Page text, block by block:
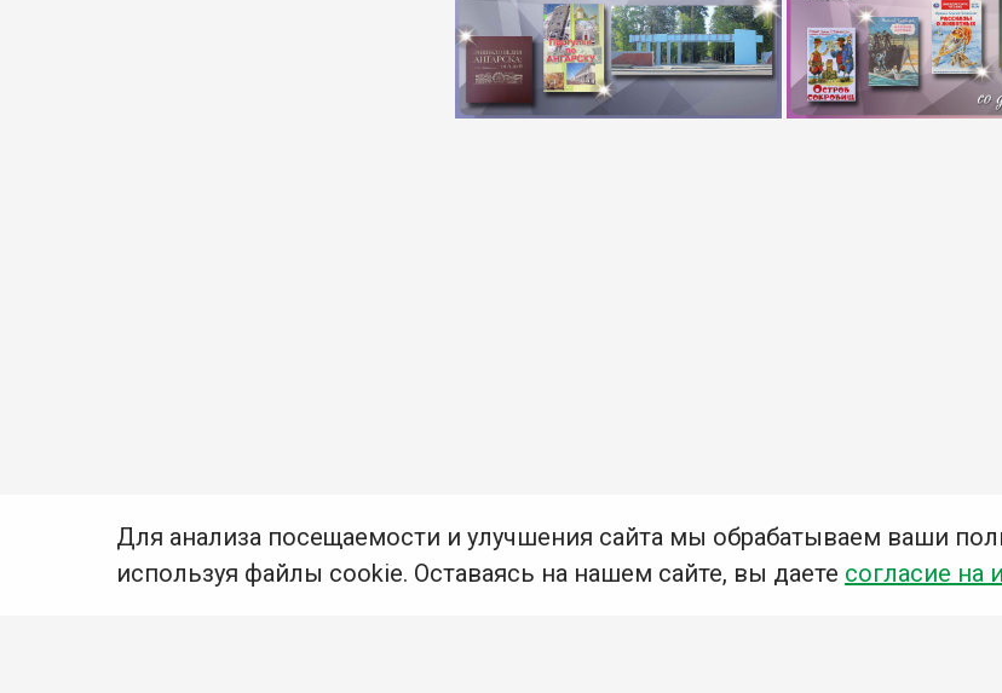
Для анализа посещаемости и улучшения сайта мы обрабатываем ваши
используя файлы cookie. Оставаясь на нашем сайте, вы даете согласие на